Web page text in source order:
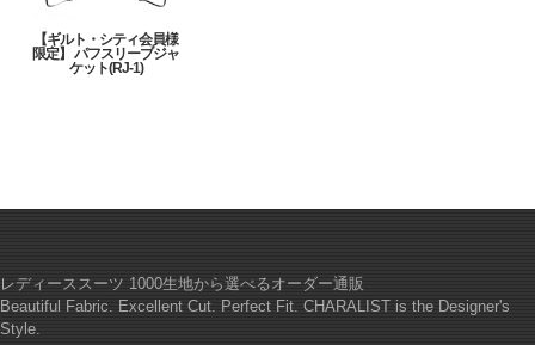
【ギルト・シティ会員様
限定】 パフスリーブジャ
ケット(RJ-1)
レディーススーツ 1000生地から選べるオーダー通販
Beautiful Fabric. Excellent Cut. Perfect Fit. CHARALIST is the Designer's
Style.